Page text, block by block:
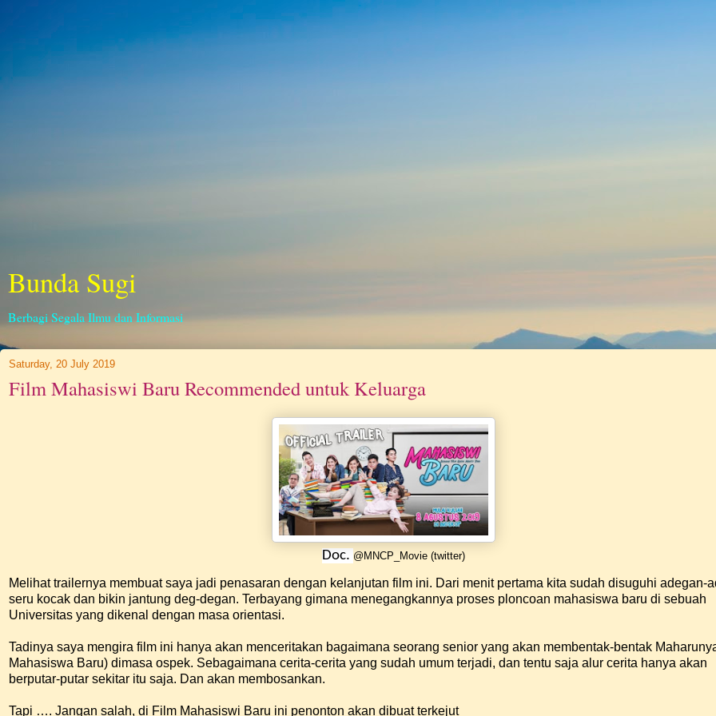
Bunda Sugi
Berbagi Segala Ilmu dan Informasi
Saturday, 20 July 2019
Film Mahasiswi Baru Recommended untuk Keluarga
Doc. @MNCP_Movie (twitter)
Melihat trailernya membuat saya jadi penasaran dengan kelanjutan film ini. Dari menit pertama kita sudah disuguhi adegan-
seru kocak dan bikin jantung deg-degan. Terbayang gimana menegangkannya proses ploncoan mahasiswa baru di sebuah
Universitas yang dikenal dengan masa orientasi.
Tadinya saya mengira film ini hanya akan menceritakan bagaimana seorang senior yang akan membentak-bentak
Mahasiswa Baru) dimasa ospek. Sebagaimana cerita-cerita yang sudah umum terjadi, dan tentu saja alur cerita hanya akan
berputar-putar sekitar itu saja. Dan akan membosankan.
Tapi …. Jangan salah, di Film Mahasiswi Baru ini penonton akan dibuat terkejut